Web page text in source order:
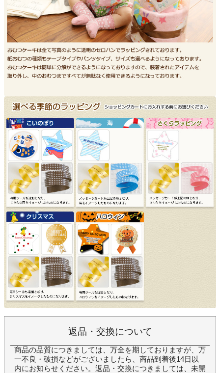
返品・交換について
商品の品質につきましては、万全を期しておりますが、万
一不良・破損などがございましたら、商品到着後14日以
内にお知らせください。返品・交換につきましては、未開